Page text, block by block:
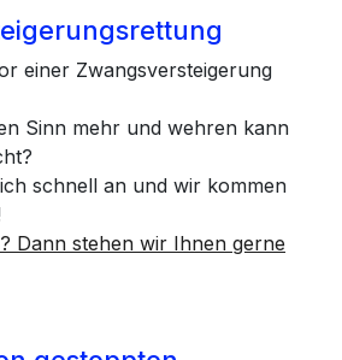
einer Zwangsversteigerung
Sinn mehr und wehren kann
schnell an und wir kommen
Dann stehen wir Ihnen gerne